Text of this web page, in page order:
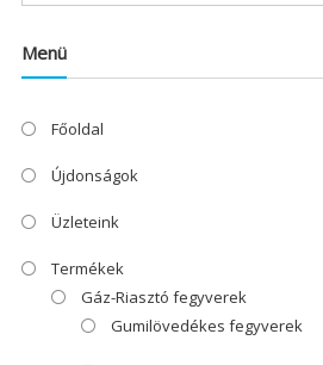
Menü
Főoldal
Újdonságok
Üzleteink
Termékek
Gáz-Riasztó fegyverek
Gumilövedékes fegyverek